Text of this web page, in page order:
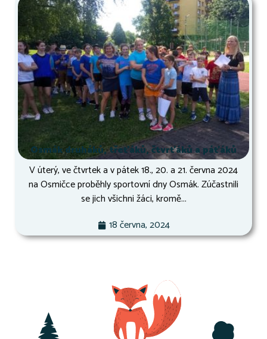
Osmák druháků, třeťáků, čtvrťáků a páťáků
V úterý, ve čtvrtek a v pátek 18., 20. a 21. června 2024
na Osmičce proběhly sportovní dny Osmák. Zúčastnili
se jich všichni žáci, kromě...
18 června, 2024